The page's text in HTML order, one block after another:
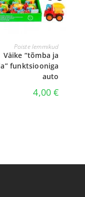
VALI
Poiste lemmikud
Väike “tõmba ja
funktsiooniga
auto
4,00€